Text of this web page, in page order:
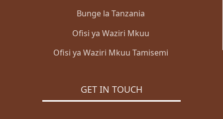
Bunge la Tanzania
Ofisi ya Waziri Mkuu
Ofisi ya Waziri Mkuu Tamisemi
GET IN TOUCH